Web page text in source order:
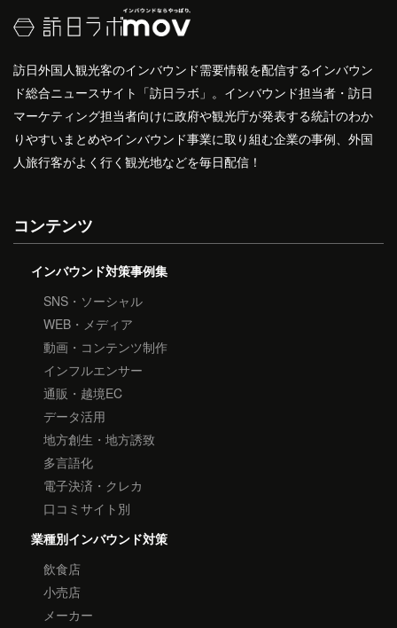
訪日外国人観光客のインバウンド需要情報を配信するインバウン
ド総合ニュースサイト「訪日ラボ」。インバウンド担当者・訪日
マーケティング担当者向けに政府や観光庁が発表する統計のわか
りやすいまとめやインバウンド事業に取り組む企業の事例、外国
人旅行客がよく行く観光地などを毎日配信！
コンテンツ
インバウンド対策事例集
SNS・ソーシャル
WEB・メディア
動画・コンテンツ制作
インフルエンサー
通販・越境EC
データ活用
地方創生・地方誘致
多言語化
電子決済・クレカ
口コミサイト別
業種別インバウンド対策
飲食店
小売店
メーカー